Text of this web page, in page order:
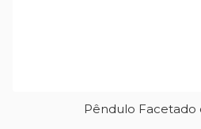
Pêndulo Facetado